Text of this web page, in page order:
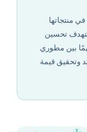
منتجاتها
تحسين
بين مطوري
وتحقيق قيمة